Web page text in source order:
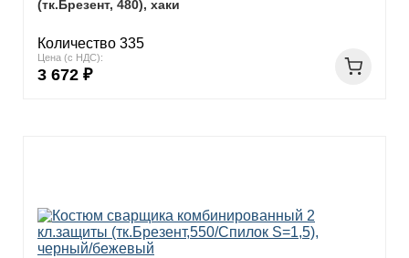
(тк.Брезент, 480), хаки
Количество 335
Цена (с НДС):
3 672 ₽